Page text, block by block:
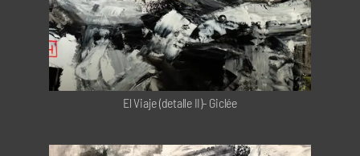
El Viaje (detalle II)- Giclée